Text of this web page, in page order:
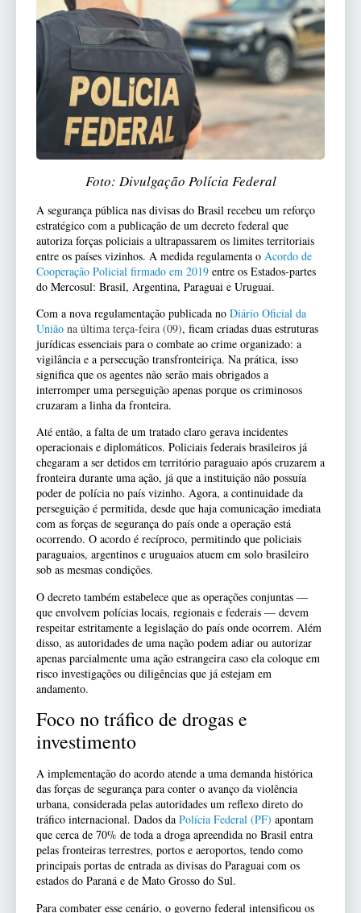
Foto: Divulgação Polícia Federal
A segurança pública nas divisas do Brasil recebeu um reforço
estratégico com a publicação de um decreto federal que
autoriza forças policiais a ultrapassarem os limites territoriais
entre os países vizinhos. A medida regulamenta o Acordo de
Cooperação Policial firmado em 2019 entre os Estados-partes
do Mercosul: Brasil, Argentina, Paraguai e Uruguai.
Com a nova regulamentação publicada no Diário Oficial da
União na última terça-feira (09), ficam criadas duas estruturas
jurídicas essenciais para o combate ao crime organizado: a
vigilância e a persecução transfronteiriça. Na prática, isso
significa que os agentes não serão mais obrigados a
interromper uma perseguição apenas porque os criminosos
cruzaram a linha da fronteira.
Até então, a falta de um tratado claro gerava incidentes
operacionais e diplomáticos. Policiais federais brasileiros já
chegaram a ser detidos em território paraguaio após cruzarem a
fronteira durante uma ação, já que a instituição não possuía
poder de polícia no país vizinho. Agora, a continuidade da
perseguição é permitida, desde que haja comunicação imediata
com as forças de segurança do país onde a operação está
ocorrendo. O acordo é recíproco, permitindo que policiais
paraguaios, argentinos e uruguaios atuem em solo brasileiro
sob as mesmas condições.
O decreto também estabelece que as operações conjuntas —
que envolvem polícias locais, regionais e federais — devem
respeitar estritamente a legislação do país onde ocorrem. Além
disso, as autoridades de uma nação podem adiar ou autorizar
apenas parcialmente uma ação estrangeira caso ela coloque em
risco investigações ou diligências que já estejam em
andamento.
Foco no tráfico de drogas e
investimento
A implementação do acordo atende a uma demanda histórica
das forças de segurança para conter o avanço da violência
urbana, considerada pelas autoridades um reflexo direto do
tráfico internacional. Dados da Polícia Federal (PF) apontam
que cerca de 70% de toda a droga apreendida no Brasil entra
pelas fronteiras terrestres, portos e aeroportos, tendo como
principais portas de entrada as divisas do Paraguai com os
estados do Paraná e de Mato Grosso do Sul.
Para combater esse cenário, o governo federal intensificou os